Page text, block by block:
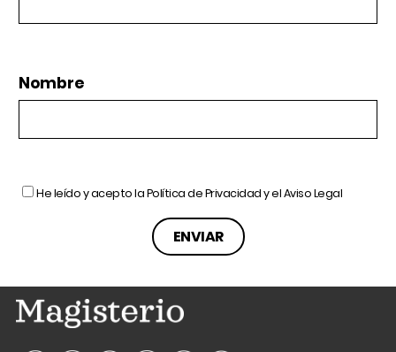
Nombre
He leído y acepto laPolítica de Privacidady elAviso Legal